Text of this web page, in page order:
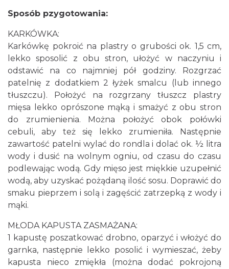
Sposób pzygotowania:
KARKÓWKA:
Karkówkę pokroić na plastry o grubości ok. 1,5 cm,
lekko sposolić z obu stron, ułożyć w naczyniu i
odstawić na co najmniej pół godziny. Rozgrzać
patelnię z dodatkiem 2 łyżek smalcu (lub innego
tłuszczu). Położyć na rozgrzany tłuszcz plastry
mięsa lekko oprószone mąką i smażyć z obu stron
do zrumienienia. Można położyć obok połówki
cebuli, aby też się lekko zrumieniła. Następnie
zawartość patelni wylać do rondla i dolać ok. ½ litra
wody i dusić na wolnym ogniu, od czasu do czasu
podlewając wodą. Gdy mięso jest miękkie uzupełnić
wodą, aby uzyskać pożądaną ilość sosu. Doprawić do
smaku pieprzem i solą i zagęścić zatrzepką z wody i
mąki.
MŁODA KAPUSTA ZASMAŻANA:
1 kapustę poszatkować drobno, oparzyć i włożyć do
garnka, następnie lekko posolić i wymieszać, żeby
kapusta nieco zmiękła (można dodać pokrojoną